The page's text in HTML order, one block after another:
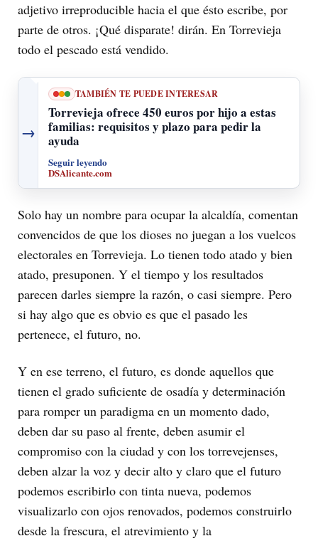
adjetivo irreproducible hacia el que ésto escribe, por
parte de otros. ¡Qué disparate! dirán. En Torrevieja
todo el pescado está vendido.
→
TAMBIÉN TE PUEDE INTERESAR
Torrevieja ofrece 450 euros por hijo a estas
familias: requisitos y plazo para pedir la
ayuda
Seguir leyendo
DSAlicante.com
Solo hay un nombre para ocupar la alcaldía, comentan
convencidos de que los dioses no juegan a los vuelcos
electorales en Torrevieja. Lo tienen todo atado y bien
atado, presuponen. Y el tiempo y los resultados
parecen darles siempre la razón, o casi siempre. Pero
si hay algo que es obvio es que el pasado les
pertenece, el futuro, no.
Y en ese terreno, el futuro, es donde aquellos que
tienen el grado suficiente de osadía y determinación
para romper un paradigma en un momento dado,
deben dar su paso al frente, deben asumir el
compromiso con la ciudad y con los torrevejenses,
deben alzar la voz y decir alto y claro que el futuro
podemos escribirlo con tinta nueva, podemos
visualizarlo con ojos renovados, podemos construirlo
desde la frescura, el atrevimiento y la